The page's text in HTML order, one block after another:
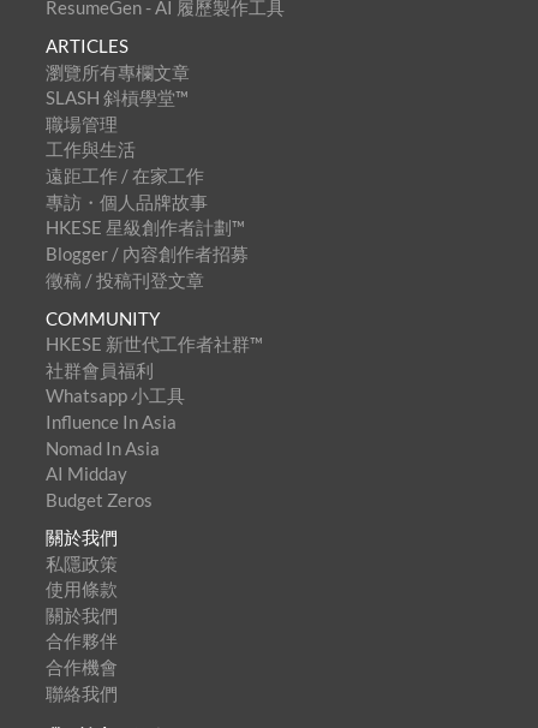
ResumeGen - AI 履歷製作工具
ARTICLES
瀏覽所有專欄文章
SLASH 斜槓學堂™
職場管理
工作與生活
遠距工作 / 在家工作
專訪・個人品牌故事
HKESE 星級創作者計劃™
Blogger / 內容創作者招募
徵稿 / 投稿刊登文章
COMMUNITY
HKESE 新世代工作者社群™
社群會員福利
Whatsapp 小工具
Influence In Asia
Nomad In Asia
AI Midday
Budget Zeros
關於我們
私隱政策
使用條款
關於我們
合作夥伴
合作機會
聯絡我們